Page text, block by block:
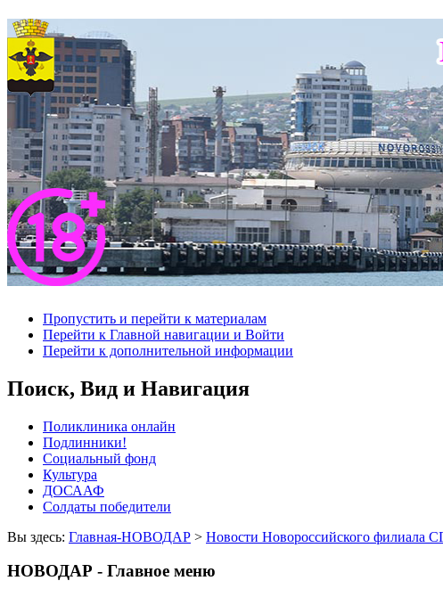
Пропустить и перейти к материалам
Перейти к Главной навигации и Войти
Перейти к дополнительной информации
Поиск, Вид и Навигация
Поликлиника онлайн
Подлинники!
Социальный фонд
Культура
ДОСААФ
Солдаты победители
Вы здесь: Главная-НОВОДАР > Новости Новороссийского филиала
НОВОДАР - Главное меню